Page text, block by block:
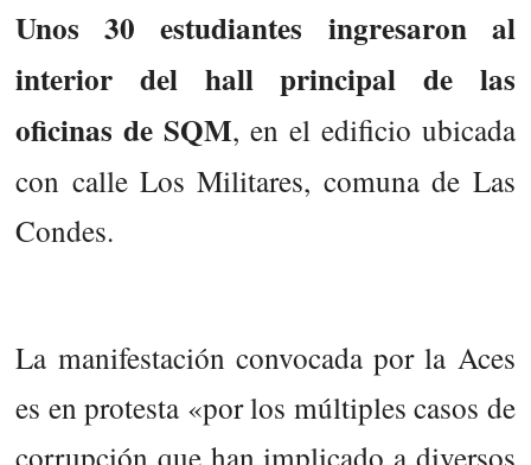
Unos 30 estudiantes ingresaron al
interior del hall principal de las
oficinas de SQM, en el edificio ubicada
con calle Los Militares, comuna de Las
Condes.
La manifestación convocada por la Aces
es en protesta «por los múltiples casos de
corrupción que han implicado a diversos